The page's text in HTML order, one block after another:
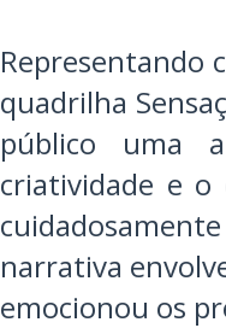
Representando
quadrilha
público uma
criatividade e
narrativa
emocionou os